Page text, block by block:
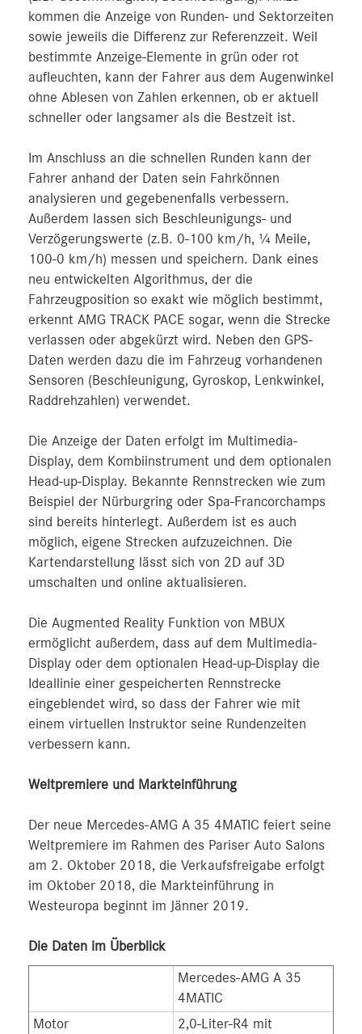
kommen die Anzeige von Runden- und Sektorzeiten
sowie jeweils die Differenz zur Referenzzeit. Weil
bestimmte Anzeige-Elemente in grün oder rot
aufleuchten, kann der Fahrer aus dem Augenwinkel
ohne Ablesen von Zahlen erkennen, ob er aktuell
schneller oder langsamer als die Bestzeit ist.
Im Anschluss an die schnellen Runden kann der
Fahrer anhand der Daten sein Fahrkönnen
analysieren und gegebenenfalls verbessern.
Außerdem lassen sich Beschleunigungs- und
Verzögerungswerte (z.B. 0-100 km/h, ¼ Meile,
100-0 km/h) messen und speichern. Dank eines
neu entwickelten Algorithmus, der die
Fahrzeugposition so exakt wie möglich bestimmt,
erkennt AMG TRACK PACE sogar, wenn die Strecke
verlassen oder abgekürzt wird. Neben den GPS-
Daten werden dazu die im Fahrzeug vorhandenen
Sensoren (Beschleunigung, Gyroskop, Lenkwinkel,
Raddrehzahlen) verwendet.
Die Anzeige der Daten erfolgt im Multimedia-
Display, dem Kombiinstrument und dem optionalen
Head-up-Display. Bekannte Rennstrecken wie zum
Beispiel der Nürburgring oder Spa-Francorchamps
sind bereits hinterlegt. Außerdem ist es auch
möglich, eigene Strecken aufzuzeichnen. Die
Kartendarstellung lässt sich von 2D auf 3D
umschalten und online aktualisieren.
Die Augmented Reality Funktion von MBUX
ermöglicht außerdem, dass auf dem Multimedia-
Display oder dem optionalen Head-up-Display die
Ideallinie einer gespeicherten Rennstrecke
eingeblendet wird, so dass der Fahrer wie mit
einem virtuellen Instruktor seine Rundenzeiten
verbessern kann.
Weltpremiere und Markteinführung
Der neue Mercedes-AMG A 35 4MATIC feiert seine
Weltpremiere im Rahmen des Pariser Auto Salons
am 2. Oktober 2018, die Verkaufsfreigabe erfolgt
im Oktober 2018, die Markteinführung in
Westeuropa beginnt im Jänner 2019.
Die Daten im Überblick
Mercedes-AMG A 35
4MATIC
Motor
2,0-Liter-R4 mit